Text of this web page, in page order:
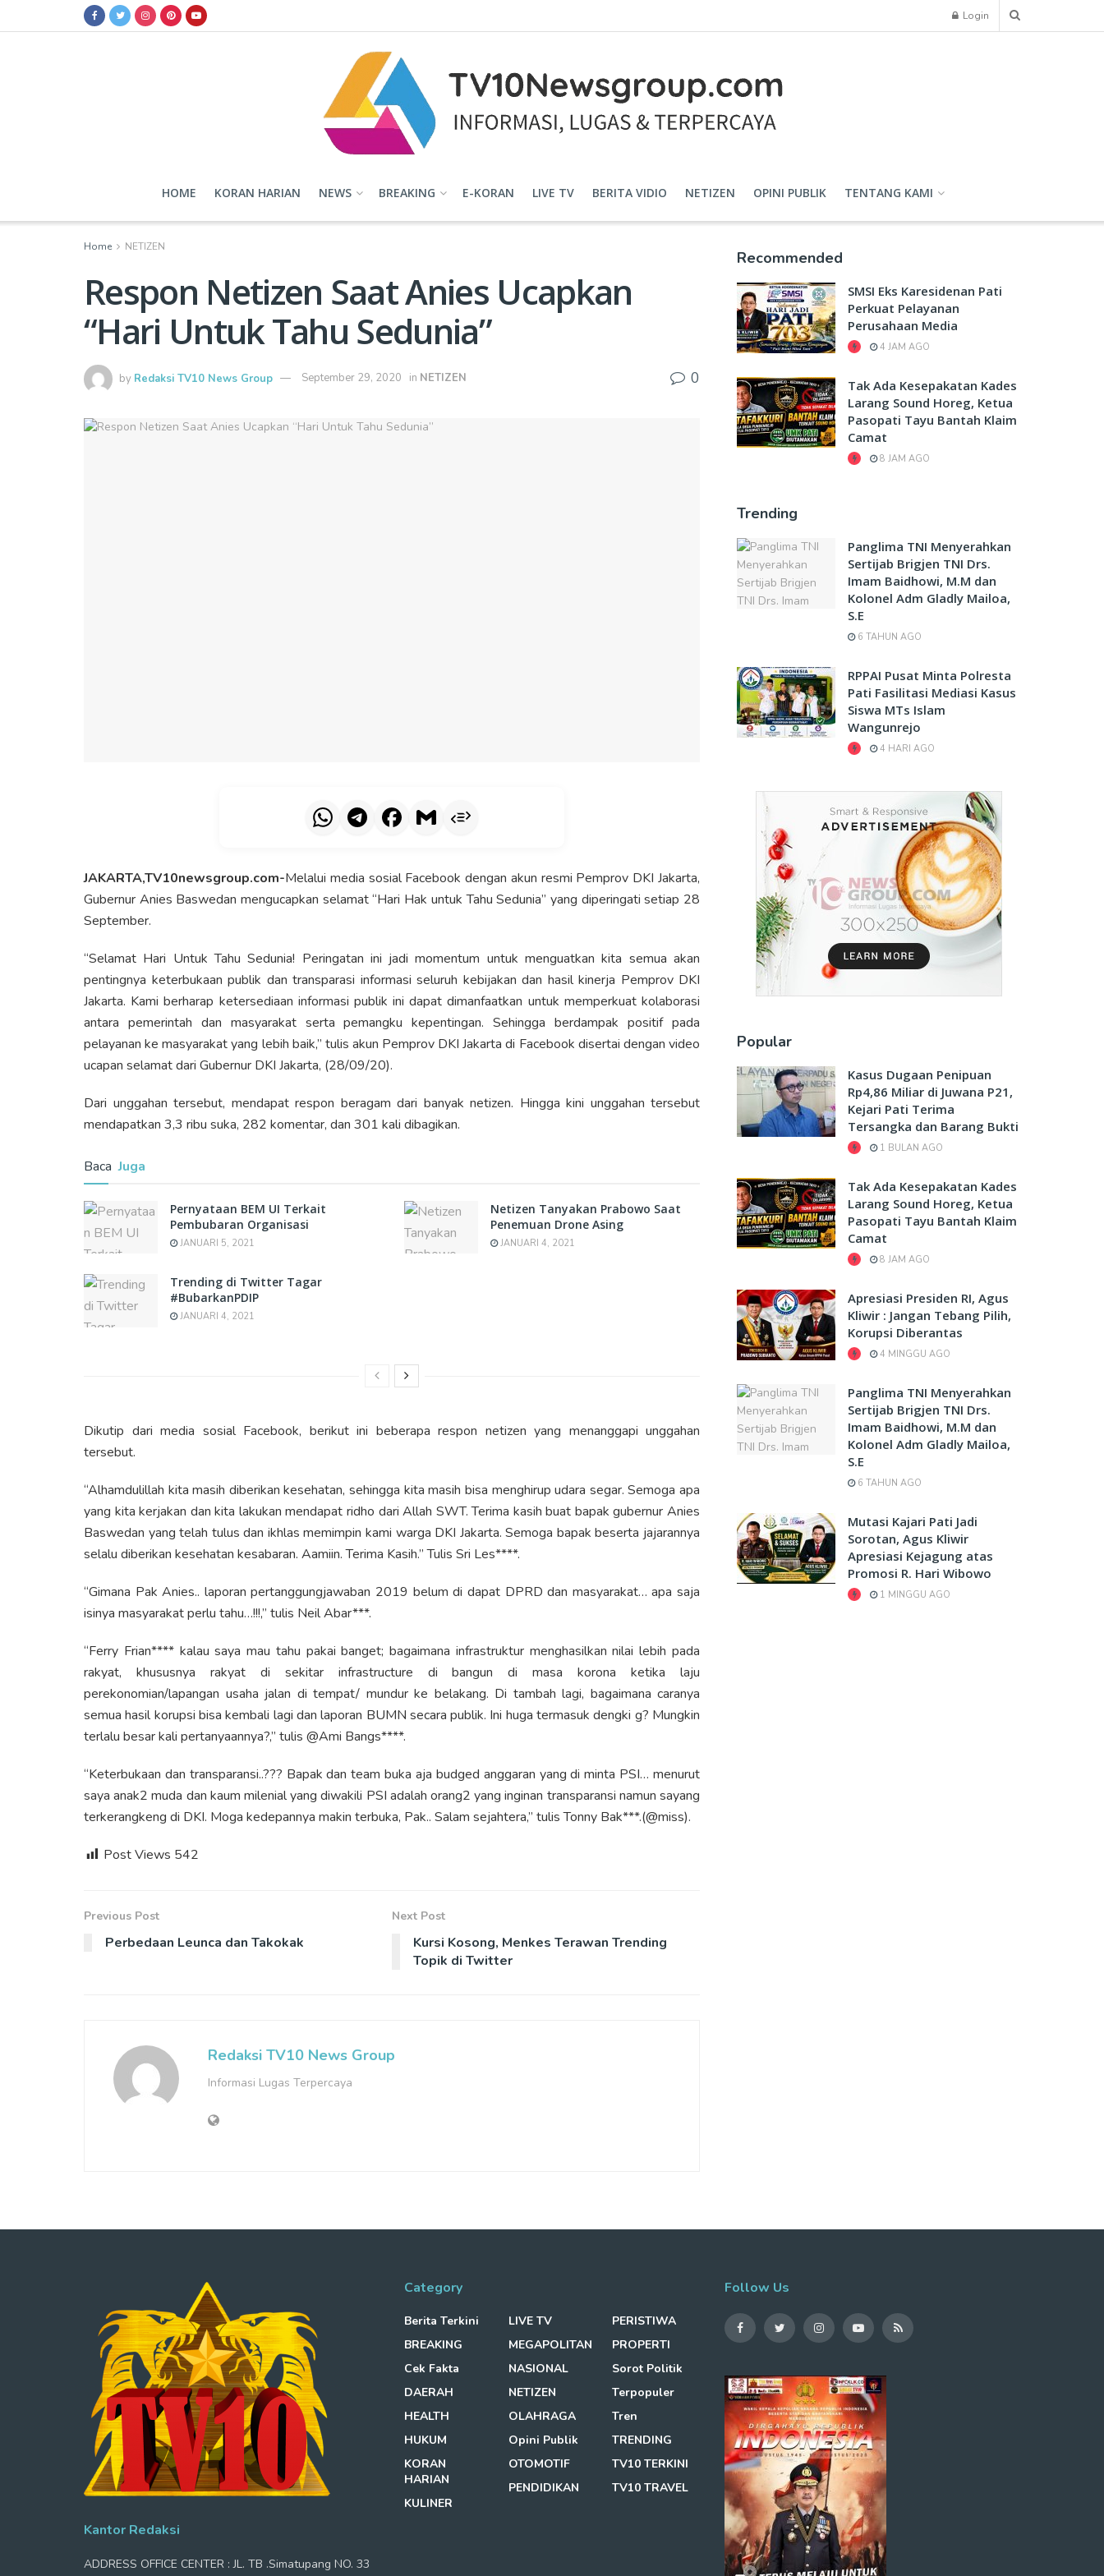
Login
HOME KORAN HARIAN NEWS BREAKING E-KORAN LIVE TV BERITA VIDIO NETIZEN OPINI PUBLIK TENTANG KAMI
Home NETIZEN
Respon Netizen Saat Anies Ucapkan
“Hari Untuk Tahu Sedunia”
by Redaksi TV10 News Group September 29, 2020 in NETIZEN 0
JAKARTA,TV10newsgroup.com-Melalui media sosial Facebook dengan akun resmi Pemprov DKI Jakarta,
Gubernur Anies Baswedan mengucapkan selamat “Hari Hak untuk Tahu Sedunia” yang diperingati setiap 28
September.
“Selamat Hari Untuk Tahu Sedunia! Peringatan ini jadi momentum untuk menguatkan kita semua akan
pentingnya keterbukaan publik dan transparasi informasi seluruh kebijakan dan hasil kinerja Pemprov DKI
Jakarta. Kami berharap ketersediaan informasi publik ini dapat dimanfaatkan untuk memperkuat kolaborasi
antara pemerintah dan masyarakat serta pemangku kepentingan. Sehingga berdampak positif pada
pelayanan ke masyarakat yang lebih baik,” tulis akun Pemprov DKI Jakarta di Facebook disertai dengan video
ucapan selamat dari Gubernur DKI Jakarta, (28/09/20).
Dari unggahan tersebut, mendapat respon beragam dari banyak netizen. Hingga kini unggahan tersebut
mendapatkan 3,3 ribu suka, 282 komentar, dan 301 kali dibagikan.
Baca Juga
Pernyataan BEM UI Terkait
Pembubaran Organisasi
JANUARI 5, 2021
Netizen Tanyakan Prabowo Saat
Penemuan Drone Asing
JANUARI 4, 2021
Trending di Twitter Tagar
#BubarkanPDIP
JANUARI 4, 2021
Dikutip dari media sosial Facebook, berikut ini beberapa respon netizen yang menanggapi unggahan
tersebut.
“Alhamdulillah kita masih diberikan kesehatan, sehingga kita masih bisa menghirup udara segar. Semoga apa
yang kita kerjakan dan kita lakukan mendapat ridho dari Allah SWT. Terima kasih buat bapak gubernur Anies
Baswedan yang telah tulus dan ikhlas memimpin kami warga DKI Jakarta. Semoga bapak beserta jajarannya
selalu diberikan kesehatan kesabaran. Aamiin. Terima Kasih.” Tulis Sri Les****.
“Gimana Pak Anies.. laporan pertanggungjawaban 2019 belum di dapat DPRD dan masyarakat… apa saja
isinya masyarakat perlu tahu…!!!,” tulis Neil Abar***.
“Ferry Frian**** kalau saya mau tahu pakai banget; bagaimana infrastruktur menghasilkan nilai lebih pada
rakyat, khususnya rakyat di sekitar infrastructure di bangun di masa korona ketika laju
perekonomian/lapangan usaha jalan di tempat/ mundur ke belakang. Di tambah lagi, bagaimana caranya
semua hasil korupsi bisa kembali lagi dan laporan BUMN secara publik. Ini huga termasuk dengki g? Mungkin
terlalu besar kali pertanyaannya?,” tulis @Ami Bangs****.
“Keterbukaan dan transparansi..??? Bapak dan team buka aja budged anggaran yang di minta PSI… menurut
saya anak2 muda dan kaum milenial yang diwakili PSI adalah orang2 yang inginan transparansi namun sayang
terkerangkeng di DKI. Moga kedepannya makin terbuka, Pak.. Salam sejahtera,” tulis Tonny Bak***.(@miss).
Post Views 542
Previous Post
Perbedaan Leunca dan Takokak
Next Post
Kursi Kosong, Menkes Terawan Trending
Topik di Twitter
Redaksi TV10 News Group
Informasi Lugas Terpercaya
Recommended
SMSI Eks Karesidenan Pati
Perkuat Pelayanan
Perusahaan Media
4 JAM AGO
Tak Ada Kesepakatan Kades
Larang Sound Horeg, Ketua
Pasopati Tayu Bantah Klaim
Camat
8 JAM AGO
Trending
Panglima TNI Menyerahkan
Sertijab Brigjen TNI Drs.
Imam Baidhowi, M.M dan
Kolonel Adm Gladly Mailoa,
S.E
6 TAHUN AGO
RPPAI Pusat Minta Polresta
Pati Fasilitasi Mediasi Kasus
Siswa MTs Islam
Wangunrejo
4 HARI AGO
Popular
Kasus Dugaan Penipuan
Rp4,86 Miliar di Juwana P21,
Kejari Pati Terima
Tersangka dan Barang Bukti
1 BULAN AGO
Tak Ada Kesepakatan Kades
Larang Sound Horeg, Ketua
Pasopati Tayu Bantah Klaim
Camat
8 JAM AGO
Apresiasi Presiden RI, Agus
Kliwir : Jangan Tebang Pilih,
Korupsi Diberantas
4 MINGGU AGO
Panglima TNI Menyerahkan
Sertijab Brigjen TNI Drs.
Imam Baidhowi, M.M dan
Kolonel Adm Gladly Mailoa,
S.E
6 TAHUN AGO
Mutasi Kajari Pati Jadi
Sorotan, Agus Kliwir
Apresiasi Kejagung atas
Promosi R. Hari Wibowo
1 MINGGU AGO
Kantor Redaksi
ADDRESS OFFICE CENTER : JL. TB .Simatupang NO. 33
Category
Berita Terkini
BREAKING
Cek Fakta
DAERAH
HEALTH
HUKUM
KORAN
HARIAN
KULINER
LIVE TV
MEGAPOLITAN
NASIONAL
NETIZEN
OLAHRAGA
Opini Publik
OTOMOTIF
PENDIDIKAN
PERISTIWA
PROPERTI
Sorot Politik
Terpopuler
Tren
TRENDING
TV10 TERKINI
TV10 TRAVEL
Follow Us